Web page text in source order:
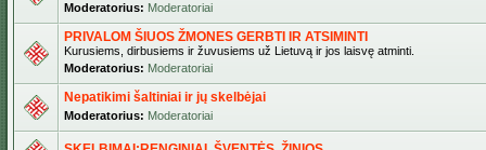
Moderatorius: Moderatoriai
PRIVALOM ŠIUOS ŽMONES GERBTI IR ATSIMINTI
Kurusiems, dirbusiems ir žuvusiems už Lietuvą ir jos laisvę atminti.
Moderatorius: Moderatoriai
Nepatikimi šaltiniai ir jų skelbėjai
Moderatorius: Moderatoriai